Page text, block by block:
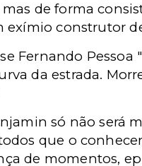
mas de forma
exímio construtor
Fernando Pessoa
da estrada.
só não será
que o
de momentos,